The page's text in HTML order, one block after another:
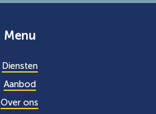
Menu
Diensten
Aanbod
Over ons